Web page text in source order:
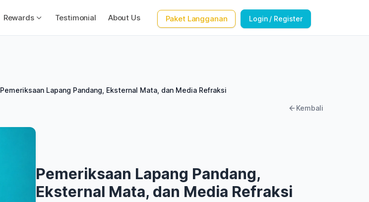
Rewards Testimonial About Us Paket Langganan Login / Register
Pemeriksaan Lapang Pandang, Eksternal Mata, dan Media Refraksi
Kembali
Pemeriksaan Lapang Pandang,
Eksternal Mata, dan Media Refraksi